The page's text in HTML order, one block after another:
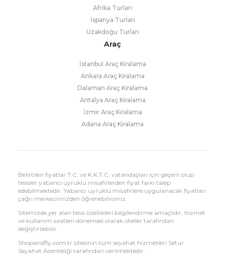
Afrika Turları
İspanya Turları
Uzakdoğu Turları
Araç
İstanbul Araç Kiralama
Ankara Araç Kiralama
Dalaman Araç Kiralama
Antalya Araç Kiralama
İzmir Araç Kiralama
Adana Araç Kiralama
Belirtilen fiyatlar T.C. ve K.K.T.C. vatandaşları için geçerli olup
tesisler yabancı uyruklu misafirlerden fiyat farkı talep
edebilmektedir. Yabancı uyruklu misafirlere uygulanacak fiyatları
çağrı merkezimizden öğrenebilirsiniz.
Sitemizde yer alan tesis özellikleri bilgilendirme amaçlıdır, hizmet
ve kullanım saatleri dönemsel olarak oteller tarafından
değiştirilebilir.
Shopandfly.com.tr sitesinin tüm seyahat hizmetleri Setur
Seyahat Acenteliği tarafından verilmektedir.